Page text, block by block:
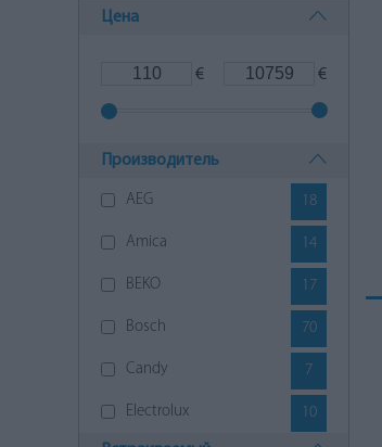
Цена
€ €
Производитель
AEG 18
Amica 14
BEKO 17
Bosch 70
Candy 7
Electrolux 10